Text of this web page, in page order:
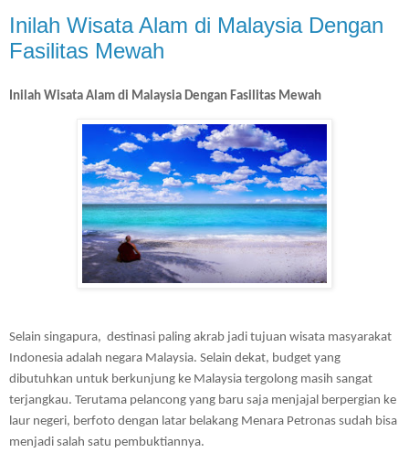
Inilah Wisata Alam di Malaysia Dengan
Fasilitas Mewah
Inilah Wisata Alam di Malaysia Dengan Fasilitas Mewah
Selain singapura,  destinasi paling akrab jadi tujuan wisata masyarakat
Indonesia adalah negara Malaysia. Selain dekat, budget yang
dibutuhkan untuk berkunjung ke Malaysia tergolong masih sangat
terjangkau. Terutama pelancong yang baru saja menjajal berpergian ke
laur negeri, berfoto dengan latar belakang Menara Petronas sudah bisa
menjadi salah satu pembuktiannya.